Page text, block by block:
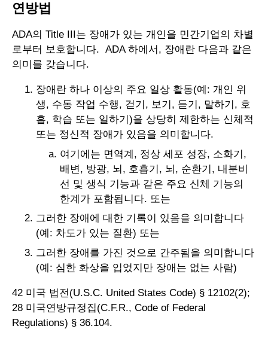
연방법
ADA의 Title III는 장애가 있는 개인을 민간기업의 차별
로부터 보호합니다. ADA 하에서, 장애란 다음과 같은
의미를 갖습니다.
장애란 하나 이상의 주요 일상 활동(예: 개인 위
생, 수동 작업 수행, 걷기, 보기, 듣기, 말하기, 호
흡, 학습 또는 일하기)을 상당히 제한하는 신체적
또는 정신적 장애가 있음을 의미합니다.
여기에는 면역계, 정상 세포 성장, 소화기,
배변, 방광, 뇌, 호흡기, 뇌, 순환기, 내분비
선 및 생식 기능과 같은 주요 신체 기능의
한계가 포함됩니다. 또는
그러한 장애에 대한 기록이 있음을 의미합니다
(예: 차도가 있는 질환) 또는
그러한 장애를 가진 것으로 간주됨을 의미합니다
(예: 심한 화상을 입었지만 장애는 없는 사람)
42 미국 법전(U.S.C. United States Code) § 12102(2);
28 미국연방규정집(C.F.R., Code of Federal
Regulations) § 36.104.